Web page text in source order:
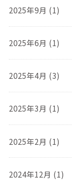
2025年9月 (1)
2025年6月 (1)
2025年4月 (3)
2025年3月 (1)
2025年2月 (1)
2024年12月 (1)